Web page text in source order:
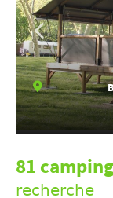
81
recherche